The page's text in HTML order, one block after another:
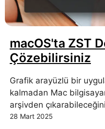
macOS'ta ZST
Çözebilirsiniz
Grafik arayüzlü bir
kalmadan Mac
arşivden
28 Mart 2025